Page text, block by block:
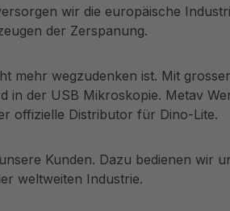
wir die europäische
der Zerspanung.
mehr wegzudenken ist. Mit
der USB Mikroskopie. Metav
offizielle Distributor für Dino-Lite.
Kunden. Dazu bedienen wir
weltweiten Industrie.